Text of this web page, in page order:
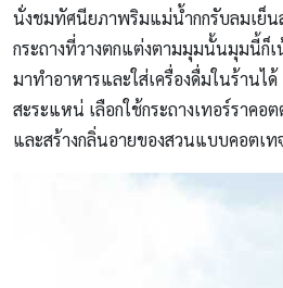
นั่งชมทัศนียภาพริมแม่น้ำกกรับลมเย็น
กระถางที่วางตกแต่งตามมุมนั้นมุมนี้ก็
มาทำอาหารและใส่เครื่องดื่มในร้านไ
สะระแหน่ เลือกใช้กระถางเทอร์ราค
และสร้างกลิ่นอายของสวนแบบคอตเท